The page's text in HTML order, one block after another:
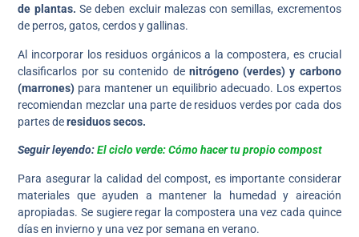
de plantas. Se deben excluir malezas con semillas, excrementos
de perros, gatos, cerdos y gallinas.
Al incorporar los residuos orgánicos a la compostera, es crucial
clasificarlos por su contenido de nitrógeno (verdes) y carbono
(marrones) para mantener un equilibrio adecuado. Los expertos
recomiendan mezclar una parte de residuos verdes por cada dos
partes deresiduos secos.
Seguir leyendo:El ciclo verde: Cómo hacer tu propio compost
Para asegurar la calidad del compost, es importante considerar
materiales que ayuden a mantener la humedad y aireación
apropiadas. Se sugiere regar la compostera una vez cada quince
días en invierno y una vez por semana en verano.